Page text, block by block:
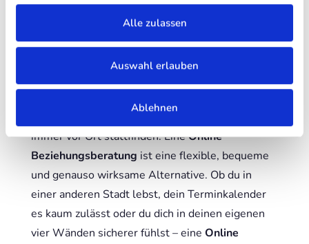
Alle zulassen
Auswahl erlauben
Ablehnen
Flexible Unterstützung: Die Online
Beziehungsberatung
immer vor Ort stattfinden. EineOnline
Beziehungsberatung ist eine flexible, bequeme
und genauso wirksame Alternative. Ob du in
einer anderen Stadt lebst, dein Terminkalender
es kaum zulässt oder du dich in deinen eigenen
vier Wänden sicherer fühlst – eine Online